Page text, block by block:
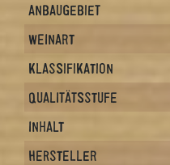
ANBAUGEBIET
WEINART
KLASSIFIKATION
QUALITÄTSSTUFE
INHALT
HERSTELLER